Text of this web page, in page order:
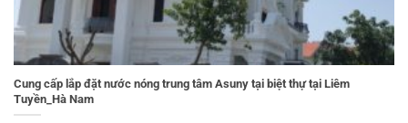
Cung cấp lắp đặt nước nóng trung tâm Asuny tại biệt thự tại Liêm
Tuyền_Hà Nam